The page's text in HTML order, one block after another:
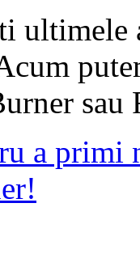
sau
a primi